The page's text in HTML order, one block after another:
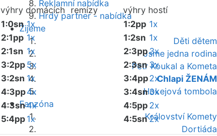
Reklamní nabídka
Hrdý partner - nabídka
Žijeme
Děti dětem
Jsme jedna rodina
Petr Koukal a Kometa
Chlapi ŽENÁM
Hokejová tombola
Fanzóna
Království Komety
Dortiáda
výhry domácích remízy výhry hostí
1:0sn 1x
2:1pp 1x
2:1sn 1x
3:2pp5x
3:2sn 1x
4:3pp4x
4:3sn4x
5:4pp1x
1:2pp 1x
1:2sn 1x
2:3pp3x
2:3sn 3x
3:4pp2x
3:4sn3x
4:5pp2x
4:5sn2x